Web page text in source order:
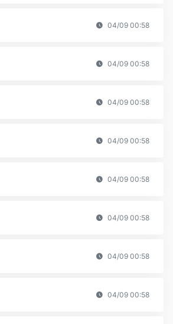
04/09 00:58
04/09 00:58
04/09 00:58
04/09 00:58
04/09 00:58
04/09 00:58
04/09 00:58
04/09 00:58